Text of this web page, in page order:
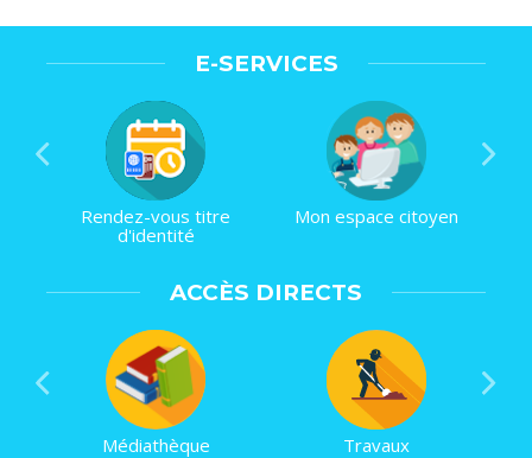
E-SERVICES
Rendez-vous titre
d'identité
Mon espace citoyen
ACCÈS DIRECTS
Médiathèque Travaux